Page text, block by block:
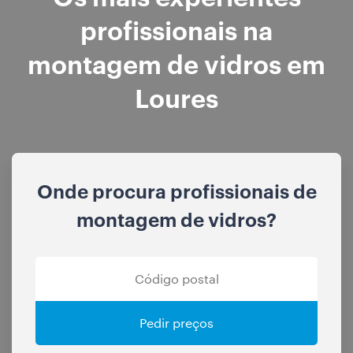
profissionais na
montagem de vidros em
Loures
Onde procura profissionais de
montagem de vidros?
Pedir preços